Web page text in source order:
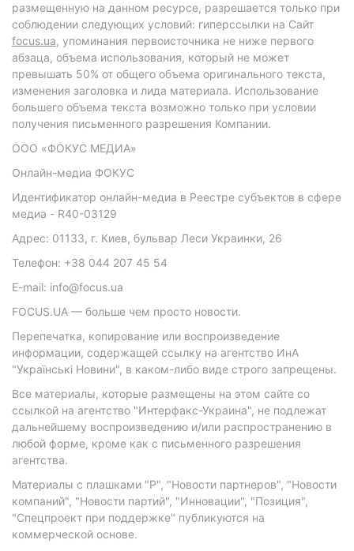
размещенную на данном ресурсе, разрешается только при
соблюдении следующих условий: гиперссылки на Сайт
focus.ua, упоминания первоисточника не ниже первого
абзаца, объема использования, который не может
превышать 50% от общего объема оригинального текста,
изменения заголовка и лида материала. Использование
большего объема текста возможно только при условии
получения письменного разрешения Компании.
ООО «ФОКУС МЕДИА»
Онлайн-медиа ФОКУС
Идентификатор онлайн-медиа в Реестре субъектов в сфере
медиа - R40-03129
Адрес: 01133, г. Киев, бульвар Леси Украинки, 26
Телефон: +38 044 207 45 54
E-mail: info@focus.ua
FOCUS.UA — больше чем просто новости.
Перепечатка, копирование или воспроизведение
информации, содержащей ссылку на агентство ИнА
"Українські Новини", в каком-либо виде строго запрещены.
Все материалы, которые размещены на этом сайте со
ссылкой на агентство "Интерфакс-Украина", не подлежат
дальнейшему воспроизведению и/или распространению в
любой форме, кроме как с письменного разрешения
агентства.
Материалы с плашками "Р", "Новости партнеров", "Новости
компаний", "Новости партий", "Инновации", "Позиция",
"Спецпроект при поддержке" публикуются на
коммерческой основе.